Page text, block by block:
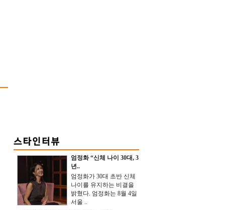
엄정화 “신체 나이 30대, 3
년..
엄정화가 30대 초반 신체
나이를 유지하는 비결을
밝혔다. 엄정화는 8월 4일
서울 ..